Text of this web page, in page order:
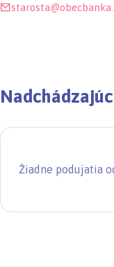
Žiadne podujatia